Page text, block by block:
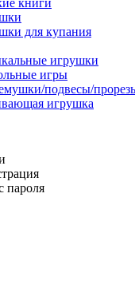
для купания
игрушки
игры
подвесы/
игрушка
пароля